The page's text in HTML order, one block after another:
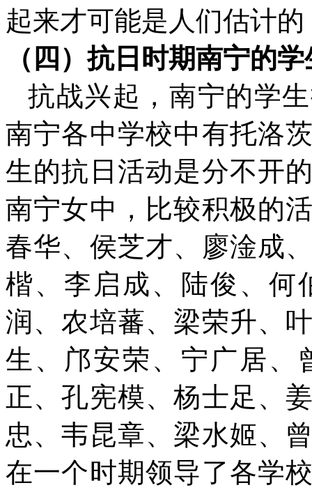
起来才可能是人们估计
（四）抗日时期南宁的
抗战兴起，南宁的学
南宁各中学校中有托洛
生的抗日活动是分不开
南宁女中，比较积极的
春华、侯芝才、廖淦成
楷、李启成、陆俊、何
润、农培蕃、梁荣升、
生、邝安荣、宁广居、
正、孔宪模、杨士足、
忠、韦昆章、梁水姬、
在一个时期领导了各学